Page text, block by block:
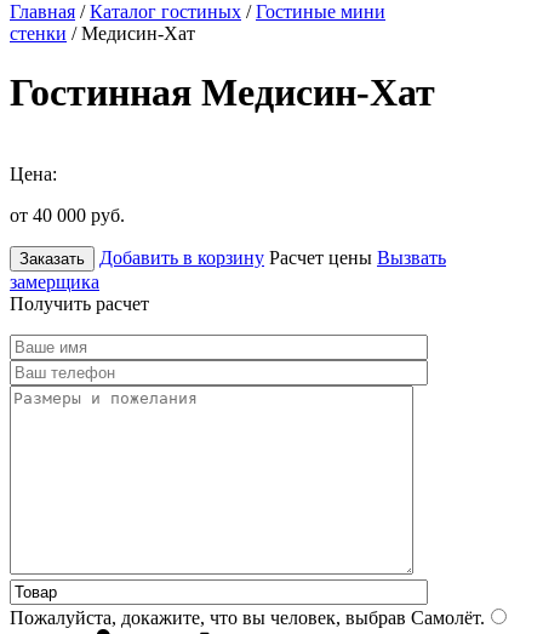
Главная /Каталог гостиных /Гостиные мини
стенки / Медисин-Хат
Гостинная Медисин-Хат
Цена:
от 40 000 руб.
Заказать Добавить в корзину Расчет цены Вызвать
замерщика
Получить расчет
Пожалуйста, докажите, что вы человек, выбрав Самолёт.